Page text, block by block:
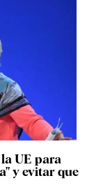
UE para
y evitar que